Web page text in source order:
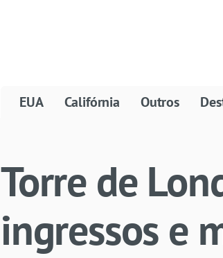
EUA Califórnia Outros
Torre de
ingressos e